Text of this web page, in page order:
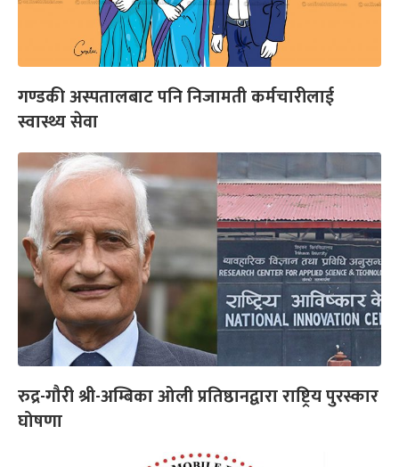
गण्डकी अस्पतालबाट पनि निजामती कर्मचारीलाई
स्वास्थ्य सेवा
रुद्र-गौरी श्री-अम्बिका ओली प्रतिष्ठानद्वारा राष्ट्रिय पुरस्कार
घोषणा